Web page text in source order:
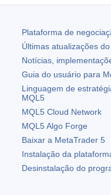
Plataforma de
Últimas atualizações do
Notícias,
Guia do usuário para
Linguagem de
MQL5
MQL5 Cloud Network
MQL5 Algo Forge
Baixar a MetaTrader 5
Instalação da
Desinstalação do